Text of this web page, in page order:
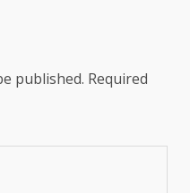
published. Required